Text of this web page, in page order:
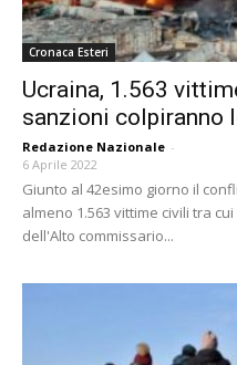
Cronaca Esteri
Ucraina, 1.563
sanzioni colpiranno
Redazione Nazionale -
6 Aprile 2022
Giunto al 42esimo giorno il
almeno 1.563 vittime civili tra
dell'Alto commissario...